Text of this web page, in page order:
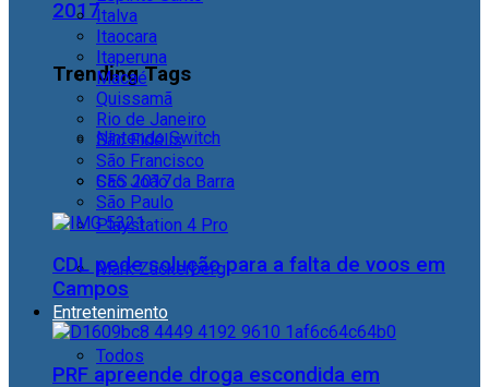
2017
Trending Tags
Nintendo Switch
CES 2017
Playstation 4 Pro
Mark Zuckerberg
Entretenimento
Todos
Italva
Itaocara
Itaperuna
Macaé
Quissamã
Rio de Janeiro
São Fidélis
São Francisco
São João da Barra
São Paulo
CDL pede solução para a falta de voos em
Campos
PRF apreende droga escondida em